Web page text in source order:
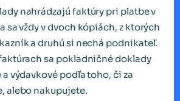
nahrádzajú faktúry pri platbe v
sa vždy v dvoch kópiách, z ktorých
a druhú si nechá podnikateľ.
sa pokladničné doklady
výdavkové podľa toho, či za
alebo nakupujete.